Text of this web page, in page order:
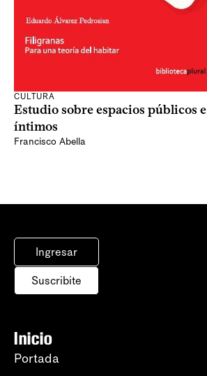
CULTURA
Estudio sobre espacios públicos e
íntimos
Francisco Abella
Ingresar
Suscribite
Inicio
Portada